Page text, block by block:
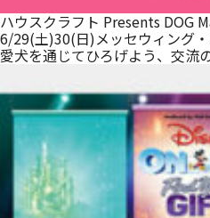
ハウスクラフト Presents DOG
6/29(土)30(日)メッセウィング・
愛犬を通じてひろげよう、交流